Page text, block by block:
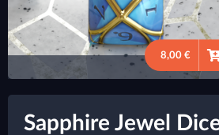
8,00 €
Sapphire Jewel